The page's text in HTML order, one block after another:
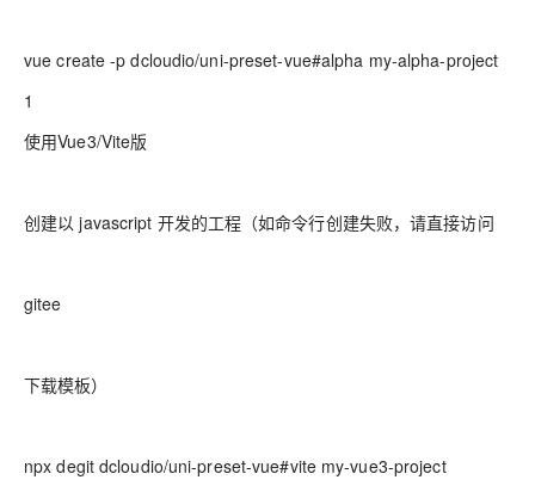
vue create -p dcloudio/uni-preset-vue#alpha my-alpha-project
1
使用Vue3/Vite版
创建以 javascript 开发的工程（如命令行创建失败，请直接访问
gitee
下载模板）
npx degit dcloudio/uni-preset-vue#vite my-vue3-project